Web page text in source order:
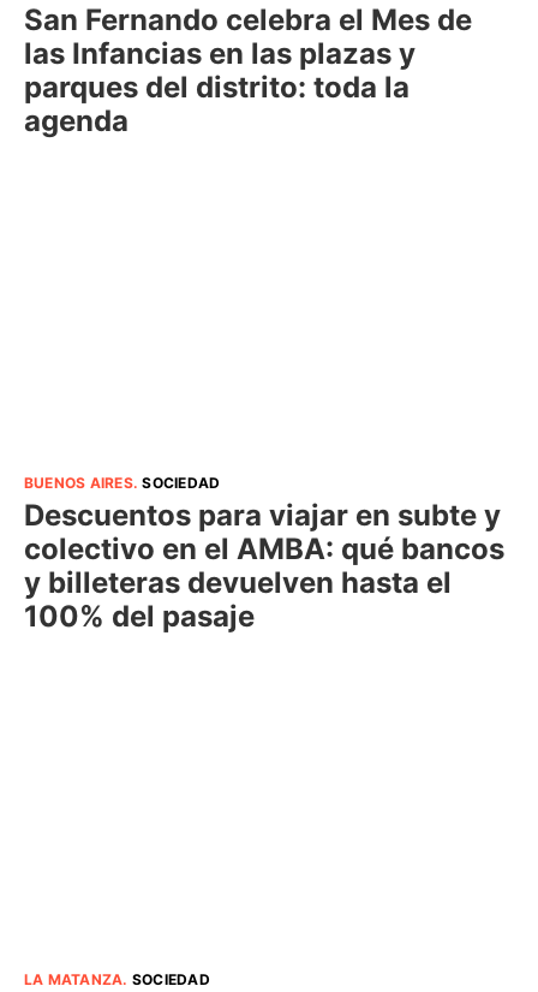
San Fernando celebra el Mes de
las Infancias en las plazas y
parques del distrito: toda la
agenda
BUENOS AIRES.SOCIEDAD
Descuentos para viajar en subte y
colectivo en el AMBA: qué bancos
y billeteras devuelven hasta el
100% del pasaje
LA MATANZA. SOCIEDAD